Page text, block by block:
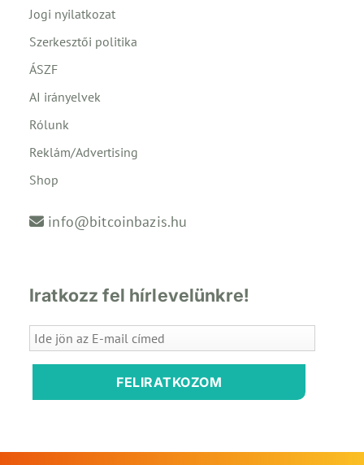
Jogi nyilatkozat
Szerkesztői politika
ÁSZF
AI irányelvek
Rólunk
Reklám/Advertising
Shop
info@bitcoinbazis.hu
Iratkozz fel hírlevelünkre!
FELIRATKOZOM